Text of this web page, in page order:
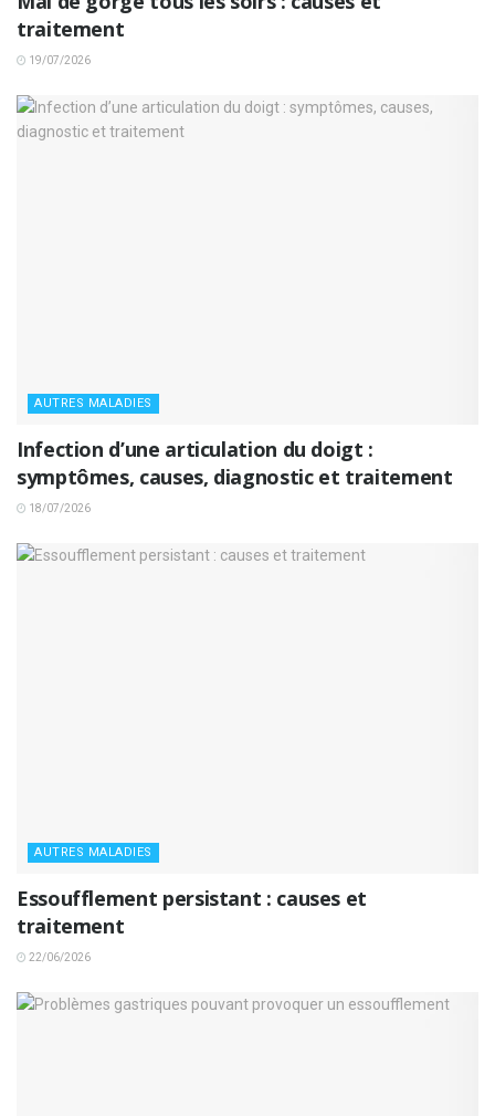
traitement
19/07/2026
AUTRES MALADIES
Infection d’une articulation du doigt :
symptômes, causes, diagnostic et traitement
18/07/2026
AUTRES MALADIES
Essoufflement persistant : causes et
traitement
22/06/2026